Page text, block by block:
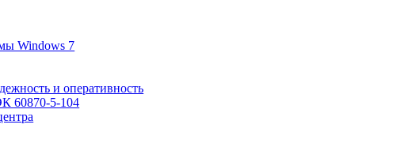
Windows 7
и оперативность
60870-5-104